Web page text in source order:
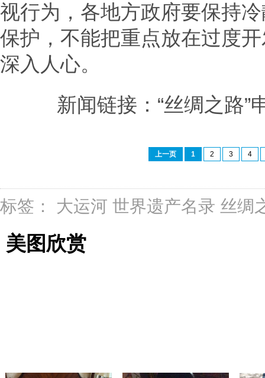
视行为，各地方政府要保持
保护，不能把重点放在过度
深入人心。
新闻链接：“丝绸之路”
上一页 1 2 3 4
标签： 大运河 世界遗产名录 丝绸
美图欣赏